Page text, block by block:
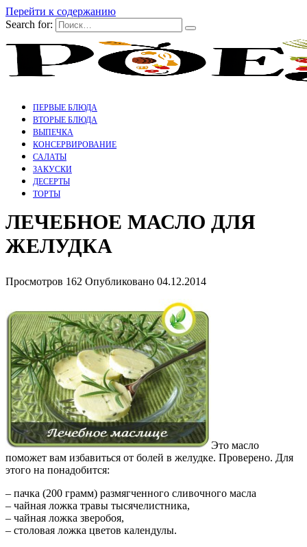
Перейти к содержанию
Search for:
ПЕРВЫЕ БЛЮДА
ВТОРЫЕ БЛЮДА
ВЫПЕЧКА
КОНСЕРВИРОВАНИЕ
САЛАТЫ
ЗАКУСКИ
ДЕСЕРТЫ
ТОРТЫ
ЛЕЧЕБНОЕ МАСЛО ДЛЯ
ЖЕЛУДКА
Просмотров 162 Опубликовано 04.12.2014
Это масло
поможет вам избавиться от болей в желудке. Проверено. Для
этого на понадобится:
– пачка (200 грамм) размягченного сливочного масла
– чайная ложка травы тысячелистника,
– чайная ложка зверобоя,
– столовая ложка цветов календулы.